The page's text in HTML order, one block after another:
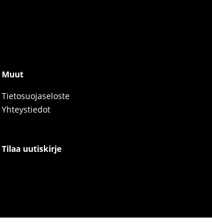
Muut
Tietosuojaseloste
Yhteystiedot
Tilaa uutiskirje